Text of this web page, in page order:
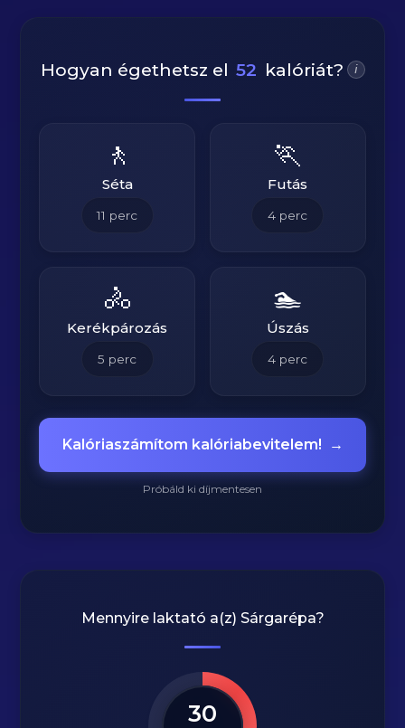
Hogyan égethetsz el 52 kalóriát? i
🚶
Séta
11 perc
🏃
Futás
4 perc
🚴
Kerékpározás
5 perc
🏊
Úszás
4 perc
Kalóriaszámítom kalóriabevitelem! →
Próbáld ki díjmentesen
Mennyire laktató a(z) Sárgarépa?
30